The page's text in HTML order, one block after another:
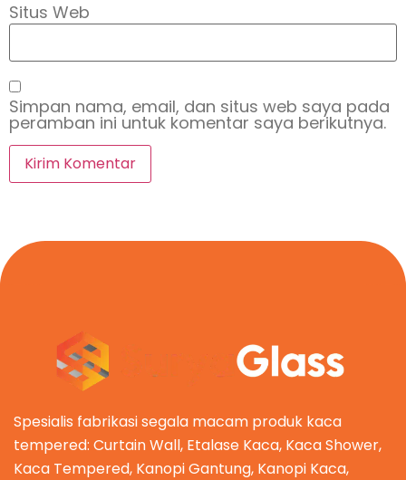
Situs Web
Simpan nama, email, dan situs web saya pada
peramban ini untuk komentar saya berikutnya.
Spesialis fabrikasi segala macam produk kaca
tempered: Curtain Wall, Etalase Kaca, Kaca Shower,
Kaca Tempered, Kanopi Gantung, Kanopi Kaca,